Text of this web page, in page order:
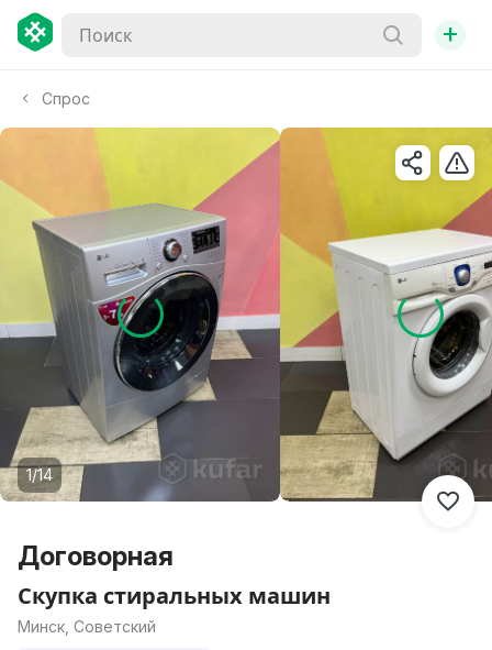
+
Спрос
1/14
Договорная
Скупка стиральных машин
Минск, Советский